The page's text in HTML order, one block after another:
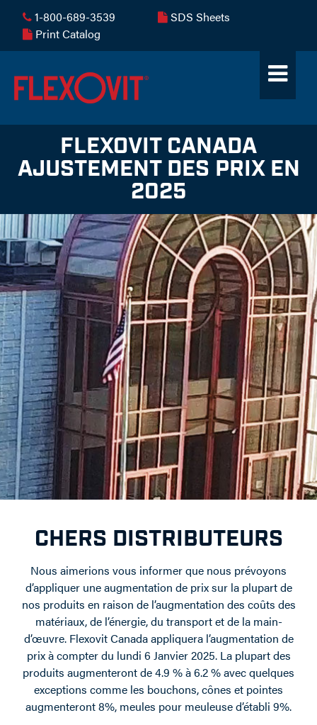
1-800-689-3539
SDS Sheets
Print Catalog
FLEXOVIT CANADA
AJUSTEMENT DES PRIX EN
2025
CHERS DISTRIBUTEURS
Nous aimerions vous informer que nous prévoyons
d’appliquer une augmentation de prix sur la plupart de
nos produits en raison de l’augmentation des coûts des
matériaux, de l’énergie, du transport et de la main-
d’œuvre. Flexovit Canada appliquera l’augmentation de
prix à compter du lundi 6 Janvier 2025. La plupart des
produits augmenteront de 4.9 % à 6.2 % avec quelques
exceptions comme les bouchons, cônes et pointes
augmenteront 8%, meules pour meuleuse d’établi 9%.